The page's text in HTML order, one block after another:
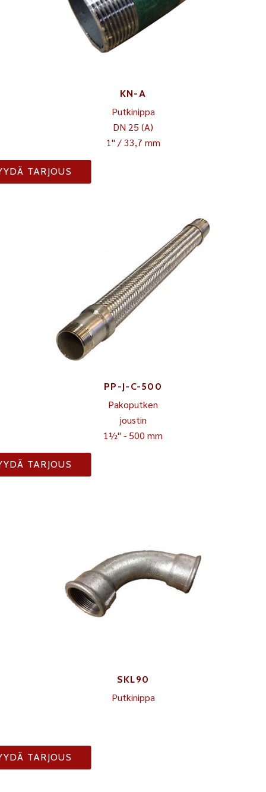
KN-A
Putkinippa
DN 25 (A)
1" / 33,7 mm
TARJOUS
PP-J-C-500
Pakoputken
joustin
1½" - 500 mm
TARJOUS
SKL90
Putkinippa
TARJOUS